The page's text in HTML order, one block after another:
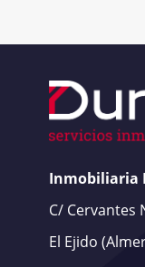
Inmobiliaria
C/ Cervantes
El Ejido